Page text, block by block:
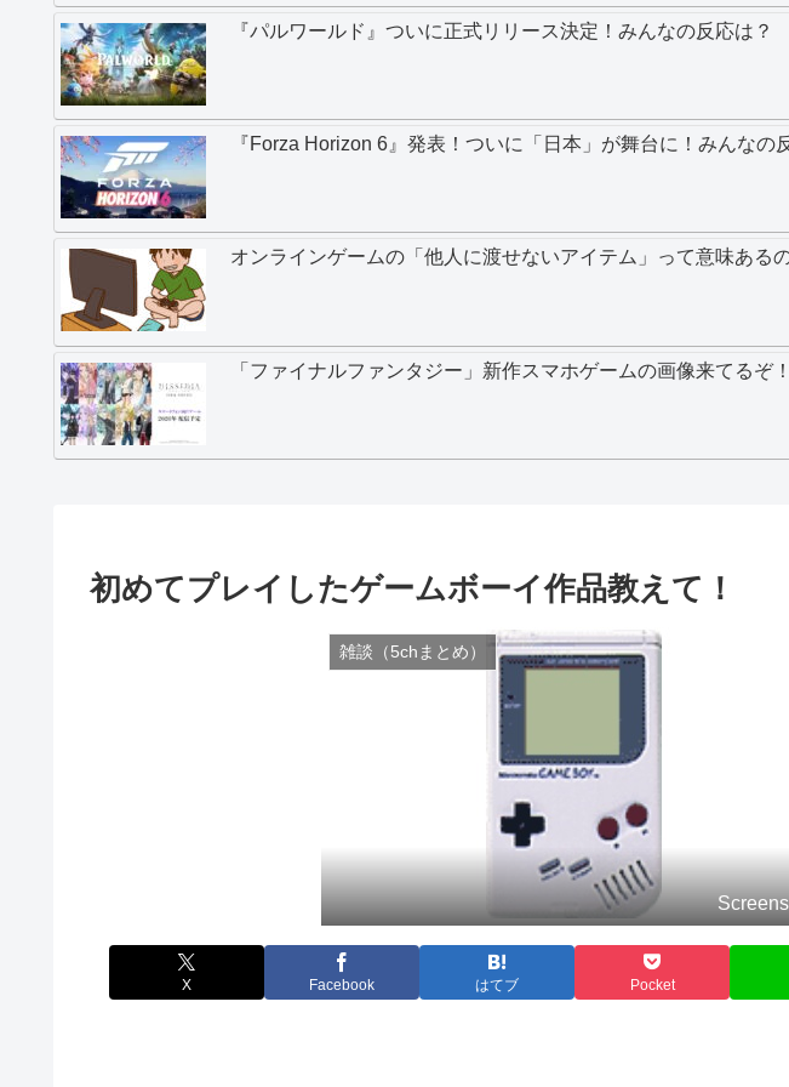
『パルワールド』ついに正式リリース決定！みんなの反応は？
『Forza Horizon 6』発表！ついに「日本」が舞台に！みんなの
オンラインゲームの「他人に渡せないアイテム」って意味ある
「ファイナルファンタジー」新作スマホゲームの画像来てるぞ
初めてプレイしたゲームボーイ作品教えて！
雑談（5chまとめ）
X Facebook はてブ Pocket